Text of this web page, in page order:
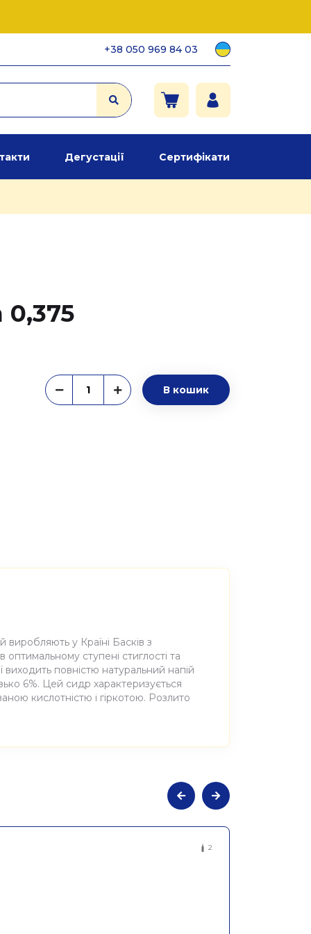
+38 050 969 84 03
Дегустації Сертифікати
0,375
В кошик
у Країні Басків з
ступені стиглості та
повністю натуральний напій
6%. Цей сидр характеризується
кислотністю і гіркотою. Розлито
2